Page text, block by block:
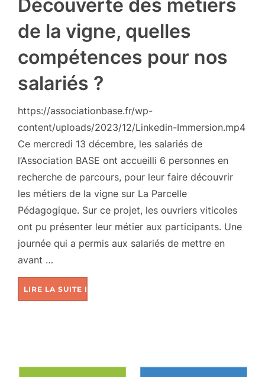
Découverte des métiers
de la vigne, quelles
compétences pour nos
salariés ?
https://associationbase.fr/wp-
content/uploads/2023/12/Linkedin-Immersion.mp4
Ce mercredi 13 décembre, les salariés de
l’Association BASE ont accueilli 6 personnes en
recherche de parcours, pour leur faire découvrir
les métiers de la vigne sur La Parcelle
Pédagogique. Sur ce projet, les ouvriers viticoles
ont pu présenter leur métier aux participants. Une
journée qui a permis aux salariés de mettre en
avant …
LIRE LA SUITE DE